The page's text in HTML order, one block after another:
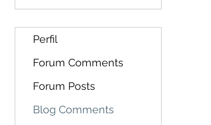
Perfil
Forum Comments
Forum Posts
Blog Comments